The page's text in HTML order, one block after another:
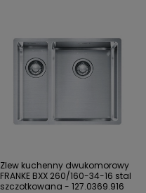
Zlew kuchenny dwukomorowy
FRANKE BXX 260/160-34-16 stal
szczotkowana - 127.0369.916